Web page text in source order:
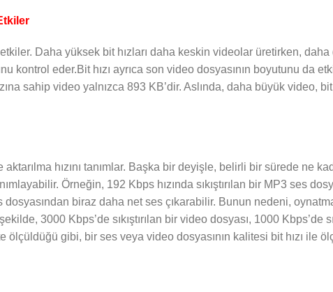
Daha yüksek bit hızları daha keskin videolar üretirken,
kontrol eder.Bit hızı ayrıca son video dosyasının boyutunu da
sahip video yalnızca 893 KB’dir. Aslında, daha büyük video,
hızını tanımlar. Başka bir deyişle, belirli bir sürede ne
Örneğin, 192 Kbps hızında sıkıştırılan bir MP3 ses
dosyasından biraz daha net ses çıkarabilir. Bunun nedeni,
3000 Kbps’de sıkıştırılan bir video dosyası, 1000 Kbps’de
gibi, bir ses veya video dosyasının kalitesi bit hızı ile